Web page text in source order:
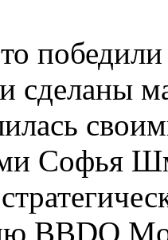
сделаны
Софья
BBDO